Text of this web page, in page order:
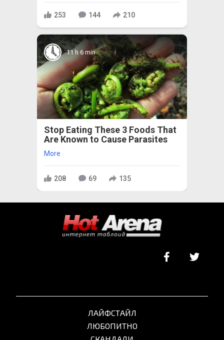
253 144 210
11 h 6 min
Stop Eating These 3 Foods That
Are Known to Cause Parasites
More
208 69 135
ЛАЙФСТАЙЛ
ЛЮБОПИТНО